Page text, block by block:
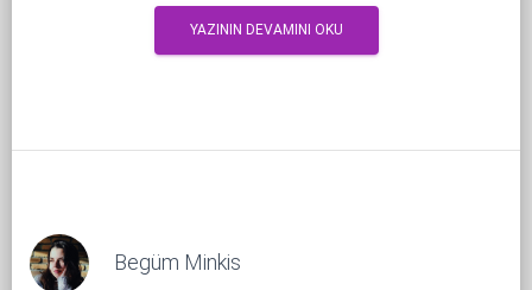
YAZININ DEVAMINI OKU
Begüm Minkis